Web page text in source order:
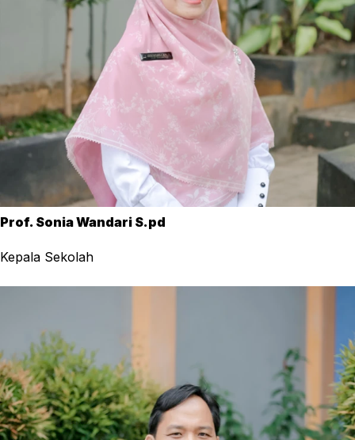
Prof. Sonia Wandari S.pd
Kepala Sekolah